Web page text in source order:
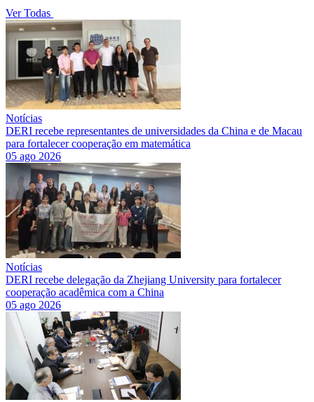
Ver Todas
Notícias
DERI recebe representantes de universidades da China e de Macau
para fortalecer cooperação em matemática
05 ago 2026
Notícias
DERI recebe delegação da Zhejiang University para fortalecer
cooperação acadêmica com a China
05 ago 2026